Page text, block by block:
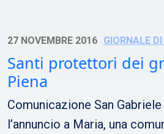
27 NOVEMBRE 2016 GIORNALE
Santi protettori dei
Piena
Comunicazione San
l’annuncio a Maria, una